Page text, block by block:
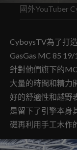
國外YouTuber
CyboysTV為了打
GasGas MC 85
針對他們旗下的
大量的時間和精力
好的舒適性和越野
是留下了引擎本身
礎再利用手工木作